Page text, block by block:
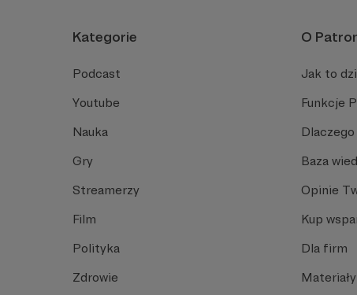
Kategorie
Podcast
Youtube
Nauka
Gry
Streamerzy
Film
Polityka
Zdrowie
O
Jak to
Funkcje
Baza
Opinie
Kup
Dla firm